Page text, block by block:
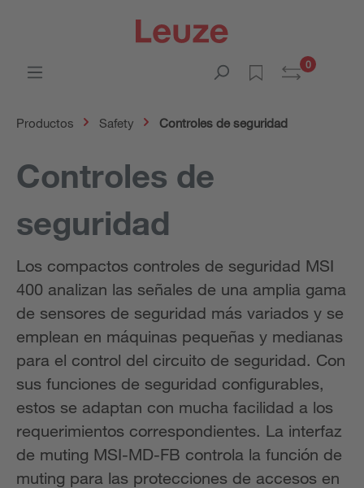
0
Productos Safety Controles de seguridad
Controles de
seguridad
Los compactos controles de seguridad MSI
400 analizan las señales de una amplia gama
de sensores de seguridad más variados y se
emplean en máquinas pequeñas y medianas
para el control del circuito de seguridad. Con
sus funciones de seguridad configurables,
estos se adaptan con mucha facilidad a los
requerimientos correspondientes. La interfaz
de muting MSI-MD-FB controla la función de
muting para las protecciones de accesos en